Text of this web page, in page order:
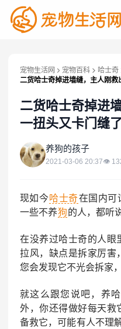
宠物生活网 宠物百科
哈士奇
二货哈士奇掉进墙缝，主人刚救
二货哈士奇掉进
一扭头又卡门缝了
养 养狗的孩子
2021-03-06 20:37👁
现如今哈士奇在国内可
一些不养狗的人，都听
在没养过哈士奇的人眼
拉风，缺点是拆家厉害
您会发现它不光会拆家
就这么跟您说吧，养
外，你还得做好每天救
备救它，可能有人不理